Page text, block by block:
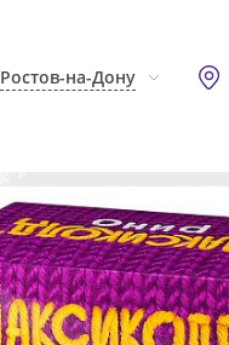
Ростов-на-Дону